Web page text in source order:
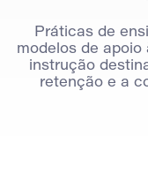
Práticas de
modelos de apoio
instrução
retenção e a